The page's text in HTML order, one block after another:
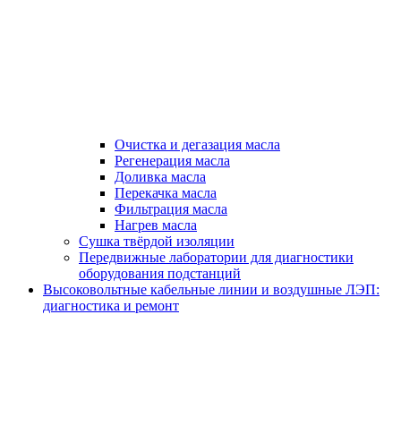
Очистка и дегазация масла
Регенерация масла
Доливка масла
Перекачка масла
Фильтрация масла
Нагрев масла
Сушка твёрдой изоляции
Передвижные лаборатории для диагностики
оборудования подстанций
Высоковольтные кабельные линии и воздушные ЛЭП:
диагностика и ремонт